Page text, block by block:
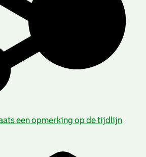
een opmerking op de tijdlijn